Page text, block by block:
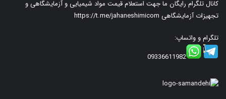
کانال تلگرام رایگان ما جهت استعلام قیمت مواد شیمیایی و آزمایشگاهی و
تجهیزات آزمایشگاهی https://t.me/jahaneshimicom
تلگرام و واتساپ:
09336611982